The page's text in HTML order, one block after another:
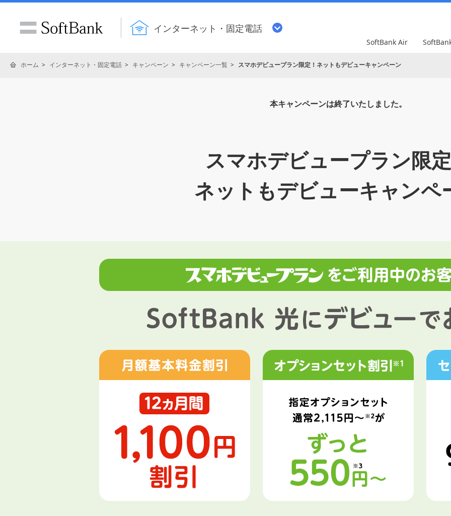
インターネット・固定電話
SoftBank Air
ホーム インターネット・固定電話 キャンペーン キャンペーン一覧 スマホデビュープラン限定！ネットもデビューキャンペーン
本キャンペーンは終了いたしました。
スマホデビュープラン限定
ネットもデビューキャンペ